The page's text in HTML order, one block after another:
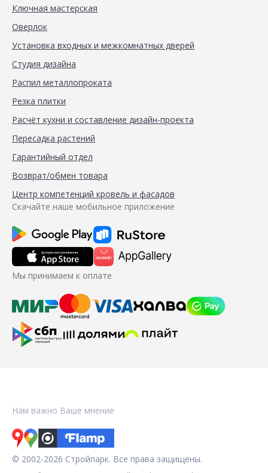
Ключная мастерская
Оверлок
Установка входных и межкомнатных дверей
Студия дизайна
Распил металлопроката
Резка плитки
Расчёт кухни и составление дизайн-проекта
Пересадка растений
Гарантийный отдел
Возврат/обмен товара
Центр компетенций кровель и фасадов
Скачайте наше мобильное приложение
Мы принимаем к оплате
Нам важно Ваше мнение
© 2002-2026 Стройпарк. Все права защищены.